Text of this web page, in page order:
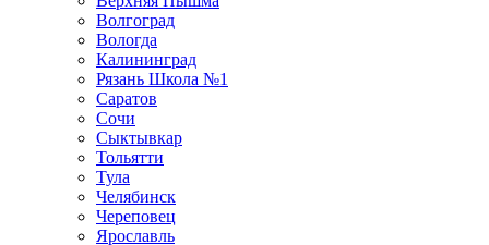
Волгоград
Вологда
Калининград
Рязань Школа №1
Саратов
Сочи
Сыктывкар
Тольятти
Тула
Челябинск
Череповец
Ярославль